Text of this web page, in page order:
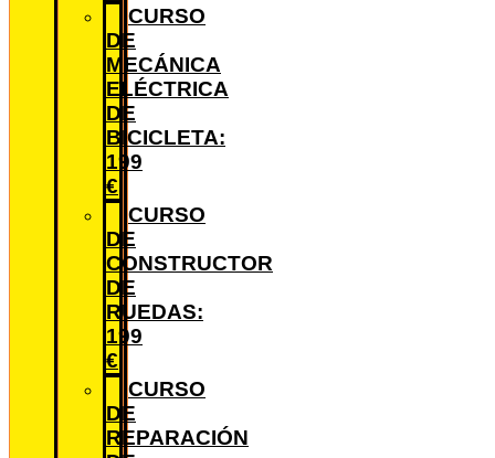
CURSO
DE
MECÁNICA
ELÉCTRICA
DE
BICICLETA:
199
€
CURSO
DE
CONSTRUCTOR
DE
RUEDAS:
199
€
CURSO
DE
REPARACIÓN